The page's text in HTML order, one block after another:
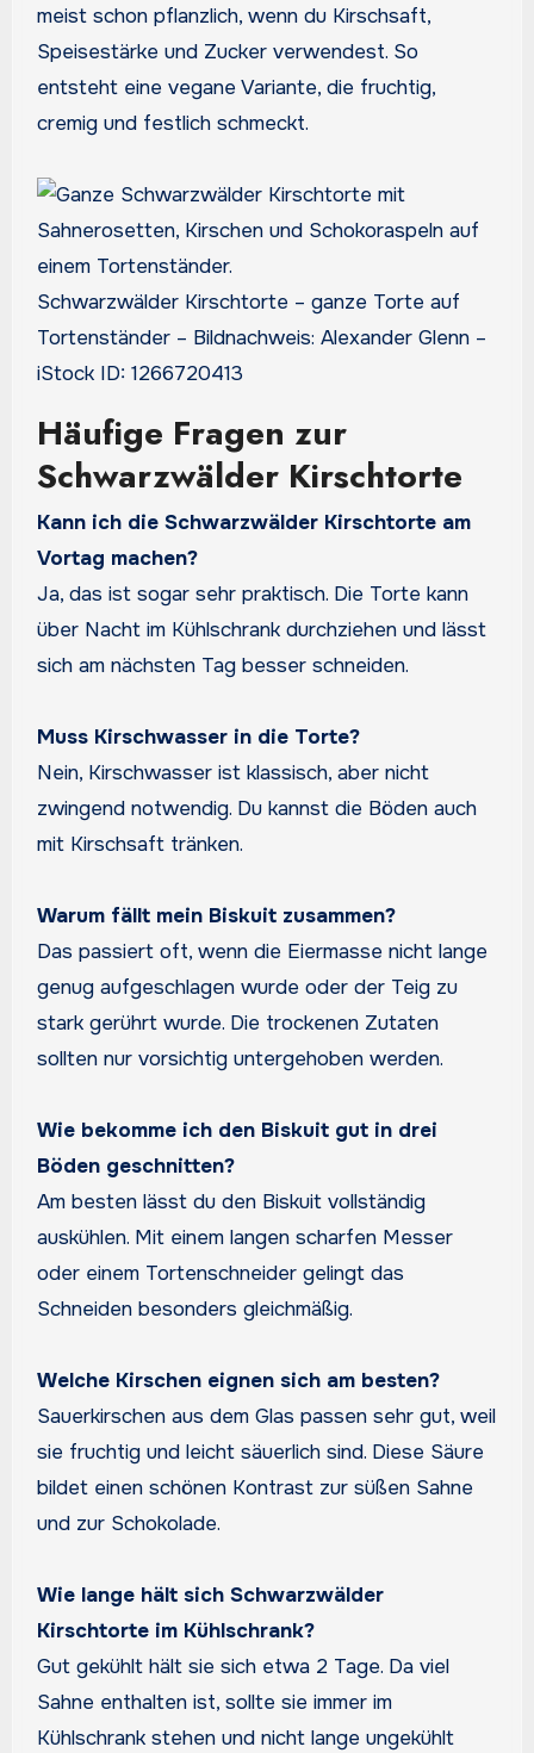
meist schon pflanzlich, wenn du Kirschsaft,
Speisestärke und Zucker verwendest. So
entsteht eine vegane Variante, die fruchtig,
cremig und festlich schmeckt.
Schwarzwälder Kirschtorte – ganze Torte auf
Tortenständer – Bildnachweis: Alexander Glenn –
iStock ID: 1266720413
Häufige Fragen zur
Schwarzwälder Kirschtorte
Kann ich die Schwarzwälder Kirschtorte am
Vortag machen?
Ja, das ist sogar sehr praktisch. Die Torte kann
über Nacht im Kühlschrank durchziehen und lässt
sich am nächsten Tag besser schneiden.
Muss Kirschwasser in die Torte?
Nein, Kirschwasser ist klassisch, aber nicht
zwingend notwendig. Du kannst die Böden auch
mit Kirschsaft tränken.
Warum fällt mein Biskuit zusammen?
Das passiert oft, wenn die Eiermasse nicht lange
genug aufgeschlagen wurde oder der Teig zu
stark gerührt wurde. Die trockenen Zutaten
sollten nur vorsichtig untergehoben werden.
Wie bekomme ich den Biskuit gut in drei
Böden geschnitten?
Am besten lässt du den Biskuit vollständig
auskühlen. Mit einem langen scharfen Messer
oder einem Tortenschneider gelingt das
Schneiden besonders gleichmäßig.
Welche Kirschen eignen sich am besten?
Sauerkirschen aus dem Glas passen sehr gut, weil
sie fruchtig und leicht säuerlich sind. Diese Säure
bildet einen schönen Kontrast zur süßen Sahne
und zur Schokolade.
Wie lange hält sich Schwarzwälder
Kirschtorte im Kühlschrank?
Gut gekühlt hält sie sich etwa 2 Tage. Da viel
Sahne enthalten ist, sollte sie immer im
Kühlschrank stehen und nicht lange ungekühlt